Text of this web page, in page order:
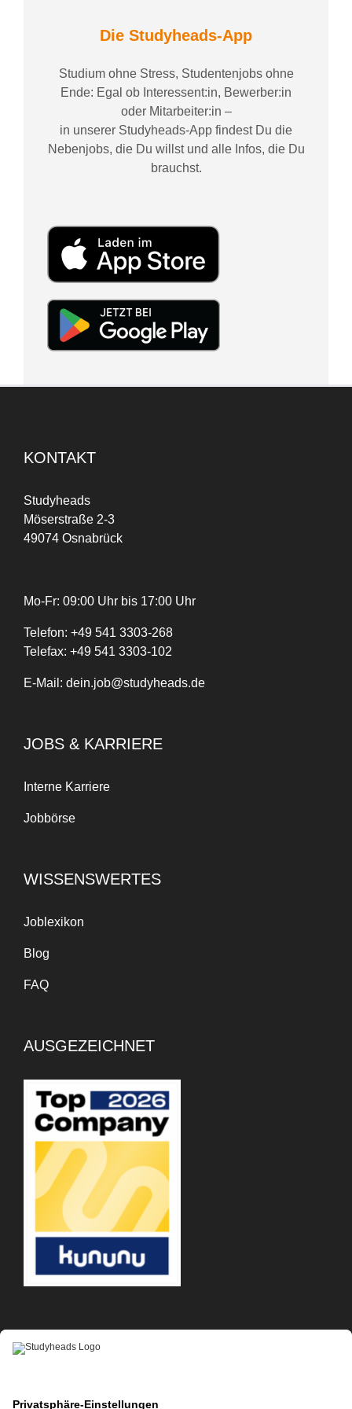
Die Studyheads-App
Studium ohne Stress, Studentenjobs ohne
Ende: Egal ob Interessent:in, Bewerber:in
oder Mitarbeiter:in –
in unserer Studyheads-App findest Du die
Nebenjobs, die Du willst und alle Infos, die Du
brauchst.
KONTAKT
Studyheads
Möserstraße 2-3
49074 Osnabrück
Mo-Fr: 09:00 Uhr bis 17:00 Uhr
Telefon: +49 541 3303-268
Telefax: +49 541 3303-102
E-Mail: dein.job@studyheads.de
JOBS & KARRIERE
Interne Karriere
Jobbörse
WISSENSWERTES
Joblexikon
Blog
FAQ
AUSGEZEICHNET